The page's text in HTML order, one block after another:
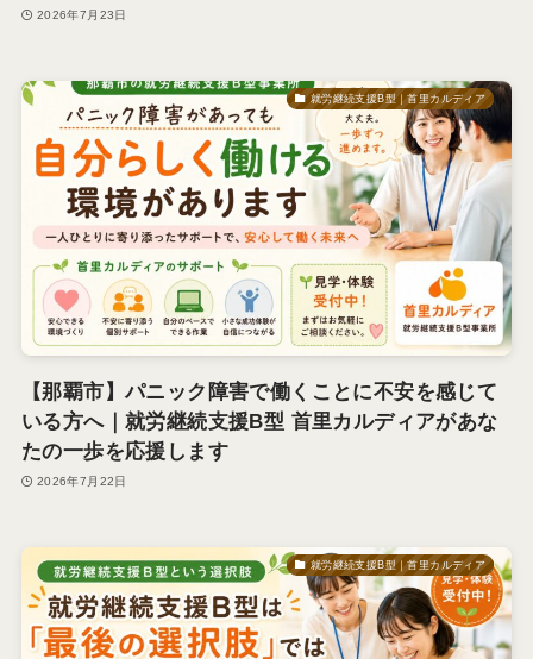
2026年7月23日
就労継続支援B型｜首里カルディア
【那覇市】パニック障害で働くことに不安を感じて
いる方へ｜就労継続支援B型 首里カルディアがあな
たの一歩を応援します
2026年7月22日
就労継続支援B型｜首里カルディア